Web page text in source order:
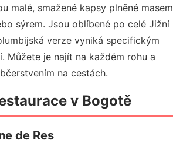
malé, smažené kapsy plněné
sýrem. Jsou oblíbené po celé Jižní
verze vyniká specifickým
Můžete je najít na každém rohu a
na cestách.
v Bogotě
de Res